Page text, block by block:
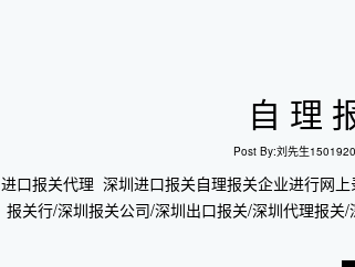
自理
Post By:刘先生
进口报关代理 深圳进口报关自理报关企业进行网
报关行/深圳报关公司/深圳出口报关/深圳代理报